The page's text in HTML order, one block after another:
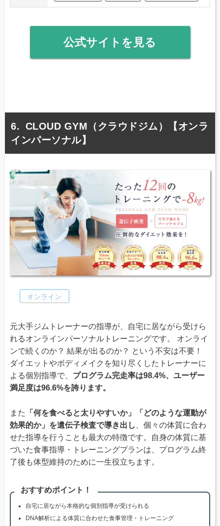
公式サイトを見る
CLOUD GYM（クラウドジム）【オンラ
インパーソナル】
オンライン
元大手ジムトレーナーの指導が、自宅に居ながら受けら
れるオンラインパーソナルトレーニングです。 オンライ
ンで続くのか？ 結果が出るのか？ という不安は不要！
ダイエットやボディメイクを知り尽くしたトレーナーに
よる個別指導で、 プログラム完走率は98.4%、ユーザー
満足度は96.6%を誇ります。
また
「何を食べると太りやすいか」「どのような運動が
効果的か」を遺伝子検査で導き出し
、個々の体質に合わ
せた指導を行うことも最大の特徴です。自身の体質に基
づいた食事指導・トレーニングプランは、プログラム終
了後も体型維持のために一生役立ちます。
おすすめポイント！
自宅に居ながら本格的な個別指導が受けられる
DNA解析による体質に合わせた食事管理・トレーニング